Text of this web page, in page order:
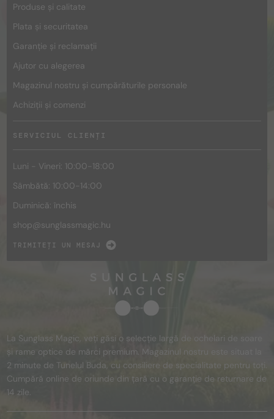
Produse și calitate
Plata și securitatea
Garanție și reclamații
Ajutor cu alegerea
Magazinul nostru și cumpărăturile personale
Achiziții și comenzi
SERVICIUL CLIENȚI
Luni - Vineri: 10:00-18:00
Sâmbătă: 10:00-14:00
Duminică: închis
shop@sunglassmagic.hu
TRIMITEȚI UN MESAJ
La Sunglass Magic, veți găsi o selecție largă de ochelari de soare
și rame optice de mărci premium. Magazinul nostru este situat la
2 minute de Tunelul Buda, cu consiliere de specialitate pentru toți.
Cumpără online de oriunde din țară cu o garanție de returnare de
14 zile.